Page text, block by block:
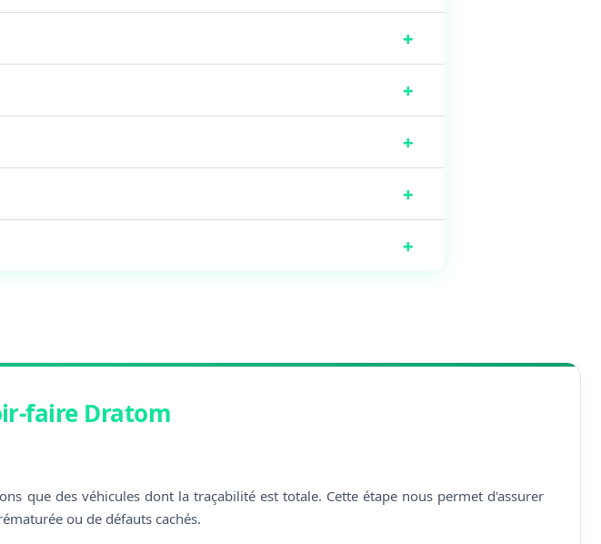
+
+
+
+
+
faire Dratom
que des véhicules dont la traçabilité est totale. Cette étape nous permet d'assurer
ou de défauts cachés.